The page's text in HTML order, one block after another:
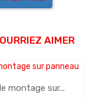
AIMER
montage sur...